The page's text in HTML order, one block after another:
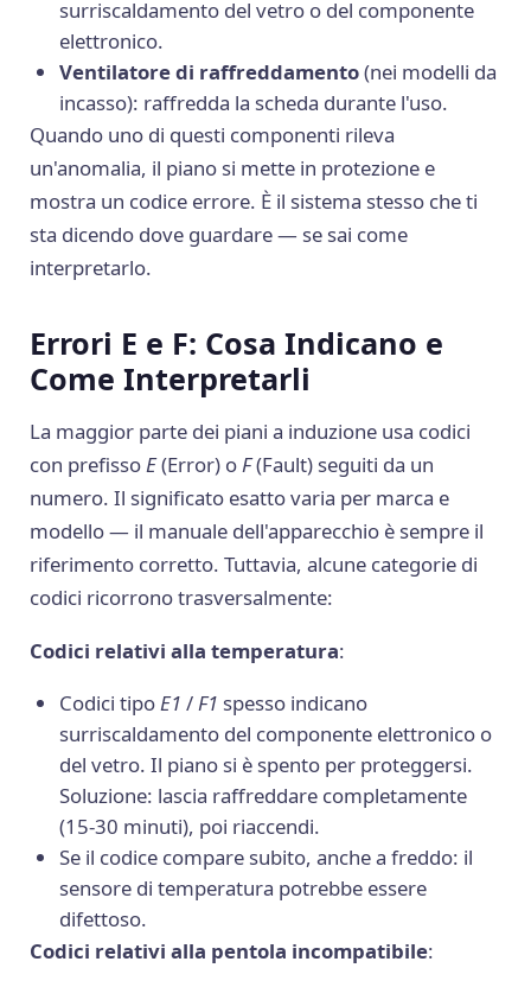
surriscaldamento del vetro o del componente
elettronico.
Ventilatore di raffreddamento(nei modelli da
incasso): raffredda la scheda durante l'uso.
Quando uno di questi componenti rileva
un'anomalia, il piano si mette in protezione e
mostra un codice errore. È il sistema stesso che ti
sta dicendo dove guardare — se sai come
interpretarlo.
Errori E e F: Cosa Indicano e
Come Interpretarli
La maggior parte dei piani a induzione usa codici
con prefissoE(Error) oF(Fault) seguiti da un
numero. Il significato esatto varia per marca e
modello — il manuale dell'apparecchio è sempre il
riferimento corretto. Tuttavia, alcune categorie di
codici ricorrono trasversalmente:
Codici relativi alla temperatura:
Codici tipoE1 /F1 spesso indicano
surriscaldamento del componente elettronico o
del vetro. Il piano si è spento per proteggersi.
Soluzione: lascia raffreddare completamente
(15-30 minuti), poi riaccendi.
Se il codice compare subito, anche a freddo: il
sensore di temperatura potrebbe essere
difettoso.
Codici relativi alla pentola incompatibile: